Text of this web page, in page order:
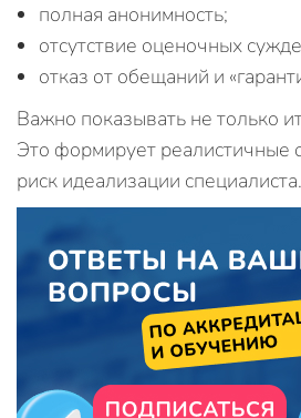
полная анонимность;
отсутствие оценочных
отказ от обещаний и
Важно показывать не только
Это формирует реалистичные
риск идеализации специалиста.